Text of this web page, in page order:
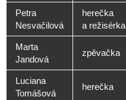
Petra
Nesvačilová
herečka
a režisérka
Marta
Jandová
zpěvačka
Luciana
Tomášová
herečka